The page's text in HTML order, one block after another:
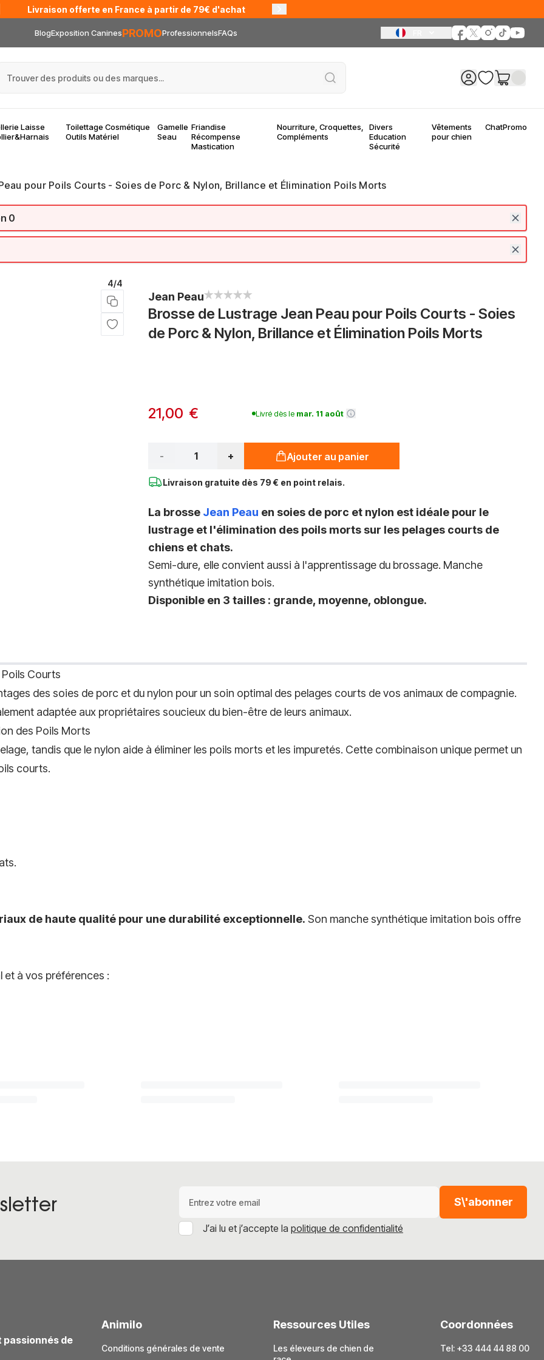
Livraison offerte en France à partir de 79€ d'achat
BlogExposition CaninesPROMOProfessionnelsFAQs
Laisse
Toilettage Cosmétique
Outils Matériel
Gamelle
Seau
Friandise
Récompense
Mastication
Nourriture, Croquettes,
Compléments
Divers
Education
Sécurité
Vêtements
pour chien
ChatPromo
pour Poils Courts - Soies de Porc & Nylon, Brillance et Élimination Poils Morts
0
Brosse de Lustrage Jean Peau pour Poils Courts - Soies
de Porc & Nylon, Brillance et Élimination Poils Morts
Jean Peau
4/4
À partir de:
21,00 € Livré dès le mar. 11 août
- + Ajouter au panier
Livraison gratuite dès 79 € en point relais.
La brosse Jean Peau en soies de porc et nylon est idéale pour le
lustrage et l'élimination des poils morts sur les pelages courts de
chiens et chats.
Semi-dure, elle convient aussi à l'apprentissage du brossage. Manche
synthétique imitation bois.
Disponible en 3 tailles : grande, moyenne, oblongue.
Courts
des soies de porc et du nylon pour un soin optimal des pelages courts de vos animaux de compagnie.
adaptée aux propriétaires soucieux du bien-être de leurs animaux.
des Poils Morts
tandis que le nylon aide à éliminer les poils morts et les impuretés. Cette combinaison unique permet un
courts.
de haute qualité pour une durabilité exceptionnelle. Son manche synthétique imitation bois offre
et à vos préférences :
S\'abonner
J’ai lu et j’accepte la politique de confidentialité
passionnés de
Animilo
Conditions générales de vente
Ressources Utiles
Les éleveurs de chien de
Coordonnées
Tel: +33 444 44 88 00